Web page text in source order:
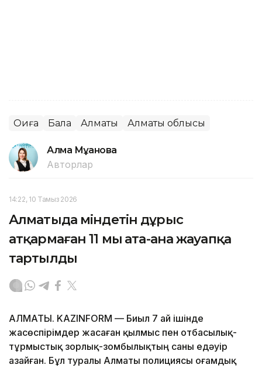
Оқиға Бала Алматы Алматы облысы
Алма Мұқанова
Авторлар
14:22, 10 Тамыз 2026
Алматыда міндетін дұрыс
атқармаған 11 мың ата-ана жауапқа
тартылды
АЛМАТЫ. KAZINFORM — Биыл 7 ай ішінде
жасөспірімдер жасаған қылмыс пен отбасылық-
тұрмыстық зорлық-зомбылықтың саны едәуір
азайған. Бұл туралы Алматы полициясы Қоғамдық